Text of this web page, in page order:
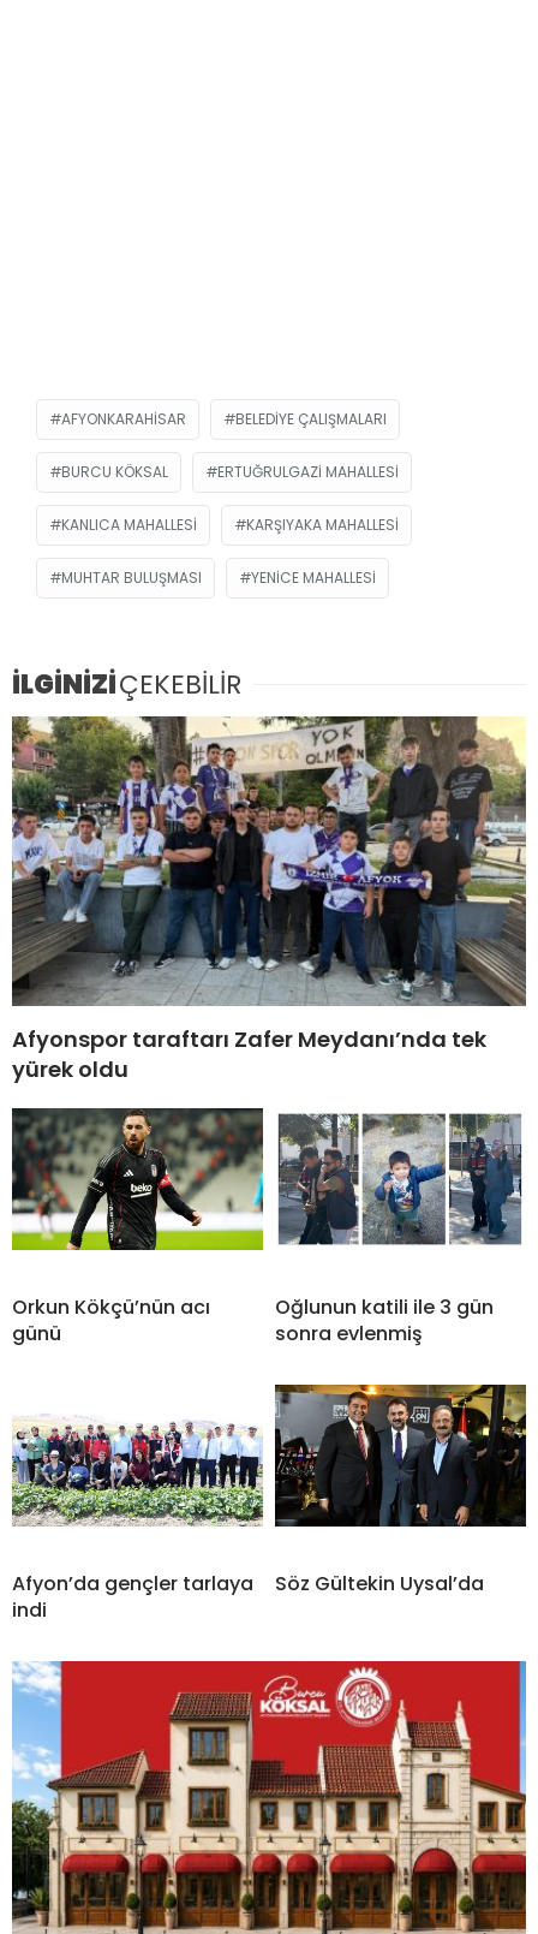
AFYONKARAHISAR BELEDIYE ÇALIŞMALARI
BURCU KÖKSAL ERTUĞRULGAZI MAHALLESI
KANLICA MAHALLESI KARŞIYAKA MAHALLESI
MUHTAR BULUŞMASI YENICE MAHALLESI
İLGİNİZİÇEKEBİLİR
Afyonspor taraftarı Zafer Meydanı’nda tek
yürek oldu
Orkun Kökçü’nün acı
günü
Oğlunun katili ile 3 gün
sonra evlenmiş
Afyon’da gençler tarlaya
indi
Söz Gültekin Uysal’da